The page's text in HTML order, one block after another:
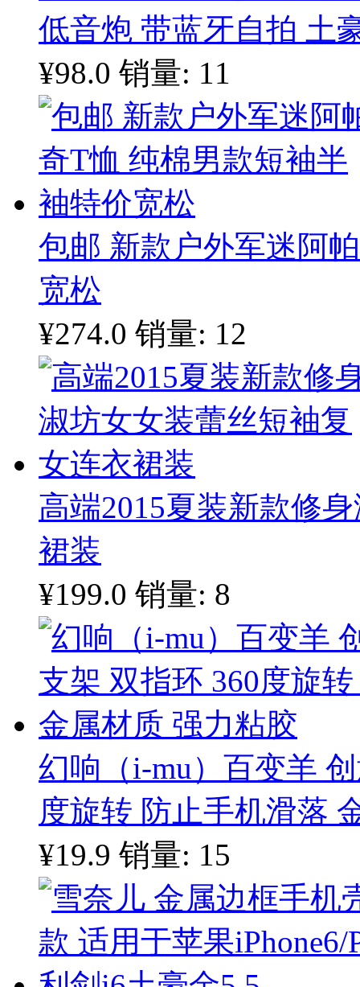
低音炮 带蓝牙自拍 土
¥98.0 销量: 11
包邮 新款户外军迷阿
宽松
¥274.0 销量: 12
高端2015夏装新款修
裙装
¥199.0 销量: 8
幻响（i-mu）百变羊
度旋转 防止手机滑落
¥19.9 销量: 15